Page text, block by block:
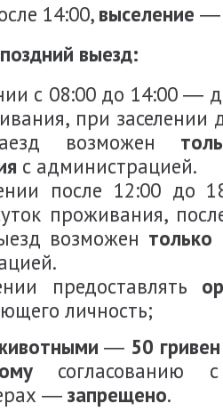
14:00, выселение ―
выезд:
с 08:00 до 14:00 ―
при заселении
возможен
с администрацией.
после 12:00 до
проживания,
возможен только
предоставлять
личность;
― 50
согласованию
― запрещено.